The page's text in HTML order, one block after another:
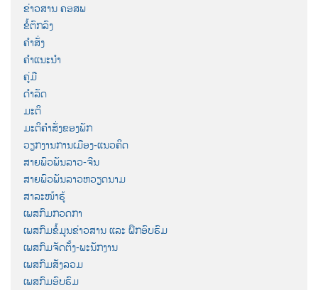
ຂ່າວສານ ຄອສພ
ຂໍ້ຕົກລົງ
ຄຳສັ່ງ
ຄຳແນະນຳ
ຄູ່ມື
ດຳລັດ
ມະຕິ
ມະຕິຄຳສັ່ງຂອງພັກ
ວຽກງານການເມືອງ-ແນວຄິດ
ສາຍພົວພັນລາວ-ຈີນ
ສາຍພົວພັນລາວຫວຽດນາມ
ສາລະໜ້າຮູ້
ເພສກົມກວດກາ
ເພສກົມຂໍ້ມູນຂ່າວສານ ແລະ ຝຶກອົບຮົມ
ເພສກົມຈັດຕັ້ງ-ພະນັກງານ
ເພສກົມສັງລວມ
ເພສກົມອົບຮົມ